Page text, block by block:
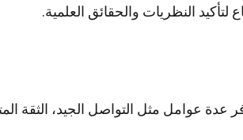
لتأكيد النظريات والحقائق العلمية.
عوامل مثل التواصل الجيد، الثقة